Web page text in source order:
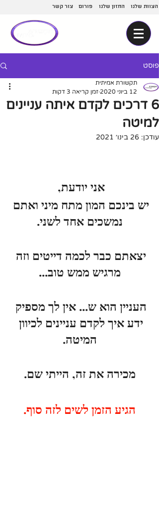
צור קשר פורום החזון שלנו הצוות שלנו
פוסט
6 דרכים לקדם איתה עניינים
למיטה
תקשורת אמיתית
12 ביוני 2020
זמן קריאה 3 דקות
עודכן: 26 בינו׳ 2021
אני יודעת,
יש בינכם המון מתח מיני ואתם
נמשכים אחד לשני.
יצאתם כבר לכמה דייטים וזה
מרגיש ממש טוב...
העניין הוא ש... אין לך מספיק
ידע איך לקדם עניינים לכיוון
המיטה.
מכירה את זה, הייתי שם.
הגיע הזמן לשים לזה סוף.